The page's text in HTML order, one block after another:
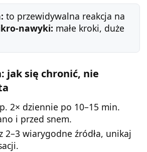
to przewidywalna reakcja na
nawyki: małe kroki, duże
jak się chronić, nie
2× dziennie po 10–15 min.
i przed snem.
2–3 wiarygodne źródła, unikaj